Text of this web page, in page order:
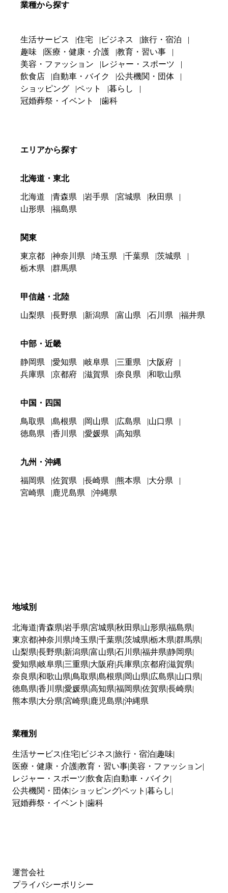
業種から探す
生活サービス 住宅 ビジネス
旅行・宿泊
趣味
医療・健康・介護
教育・習い事
美容・ファッション
レジャー・スポーツ
飲食店
自動車・バイク
公共機関・団体
ショッピング
ペット
暮らし
冠婚葬祭・イベント
歯科
エリアから探す
北海道・東北
北海道 青森県 岩手県 宮城県
秋田県
山形県
福島県
関東
東京都 神奈川県 埼玉県 千葉県
茨城県
栃木県
群馬県
甲信越・北陸
山梨県 長野県 新潟県 富山県 石川県 福井県
中部・近畿
静岡県 愛知県 岐阜県 三重県
大阪府
兵庫県
京都府 滋賀県 奈良県 和歌山県
中国・四国
鳥取県 島根県 岡山県 広島県
山口県
徳島県
香川県 愛媛県 高知県
九州・沖縄
福岡県 佐賀県 長崎県 熊本県
大分県
宮崎県
鹿児島県 沖縄県
地域別
北海道 青森県 岩手県 宮城県 秋田県 山形県 福島県
東京都神奈川県 埼玉県 千葉県 茨城県 栃木県 群馬県
山梨県 長野県 新潟県 富山県 石川県 福井県 静岡県
愛知県 岐阜県 三重県 大阪府兵庫県 京都府滋賀県
奈良県 和歌山県 鳥取県 島根県 岡山県 広島県 山口県
徳島県 香川県 愛媛県 高知県 福岡県 佐賀県 長崎県
熊本県 大分県 宮崎県 鹿児島県 沖縄県
業種別
生活サービス 住宅 ビジネス 旅行・宿泊 趣味
医療・健康・介護教育・習い事 美容・ファッション
レジャー・スポーツ 飲食店 自動車・バイク
公共機関・団体 ショッピングペット 暮らし
冠婚葬祭・イベント 歯科
運営会社
プライバシーポリシー